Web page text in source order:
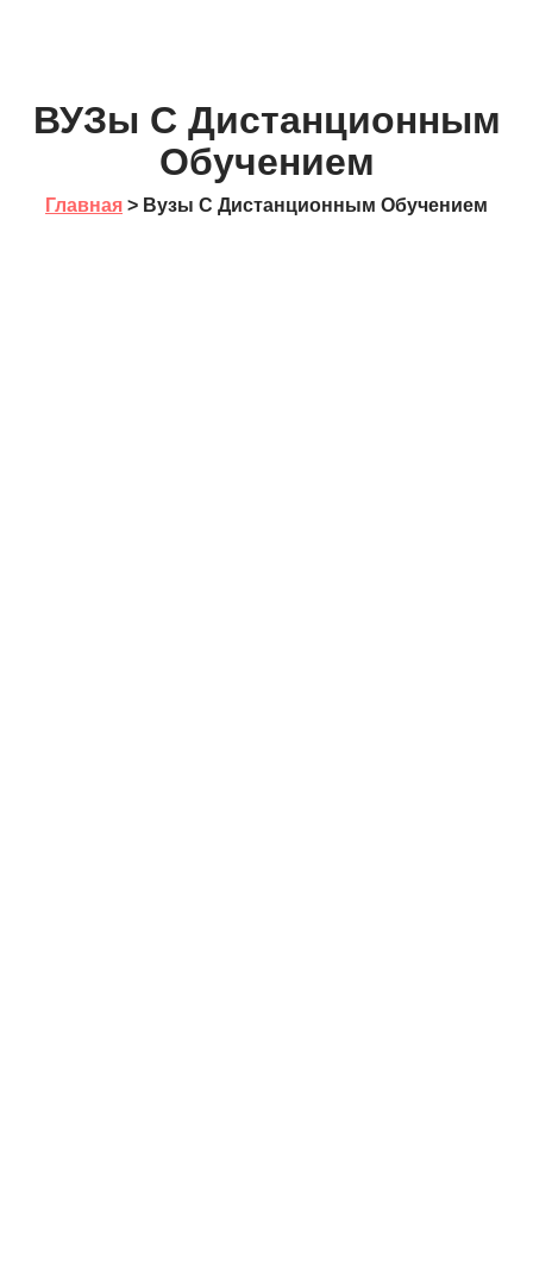
ВУЗы С Дистанционным
Обучением
Главная > Вузы С Дистанционным Обучением